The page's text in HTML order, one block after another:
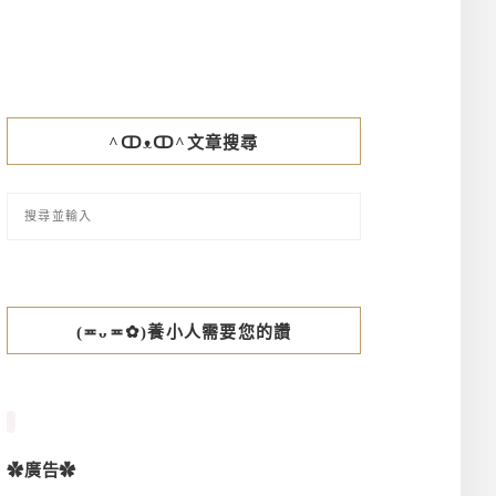
^ↀᴥↀ^文章搜尋
(≖ᴗ≖✿)養小人需要您的讚
✿廣告✿